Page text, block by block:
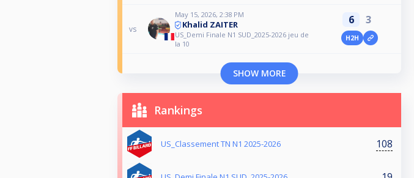
vs
May 15, 2026, 2:38 PM
Khalid ZAITER
US_Demi Finale N1 SUD_2025-2026 jeu de
la 10
6 3
H2H
SHOW MORE
Rankings
US_Classement TN N1 2025-2026 108